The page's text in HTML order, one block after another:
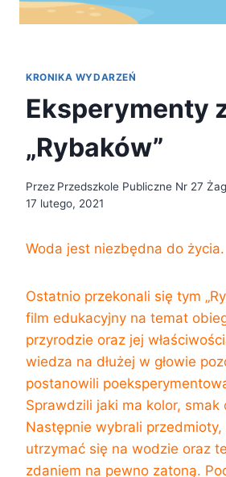
KRONIKA WYDARZEŃ
Eksperymenty
„Rybaków”
Przez Przedszkole Publiczne Nr 27
17 lutego, 2021
Woda jest niezbędna do życia.
Ostatnio przekonali się tym
film edukacyjny na temat
przyrodzie oraz jej
wiedza na dłużej w głowie
postanowili
Sprawdzili jaki ma kolor, smak
Następnie wybrali przedmioty,
utrzymać się na wodzie oraz
zdaniem na pewno zatoną.